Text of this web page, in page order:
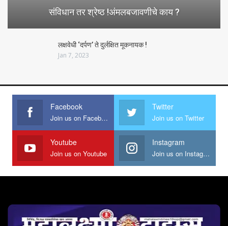
संविधान तर श्रेष्ठ !अंमलबजावणीचे काय ?
लक्षवेधी ‘दर्पण’ ते दुर्लक्षित मूकनायक !
Jan 7, 2023
Facebook
Join us on Facebook
Twitter
Join us on Twitter
Youtube
Join us on Youtube
Instagram
Join us on Instagram